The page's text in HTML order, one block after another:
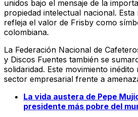
unidos bajo el mensaje de la
propiedad intelectual nacional.
refleja el valor de Frisby como
colombiana.
La Federación Nacional de
y Discos Fuentes también se
solidaridad. Este movimiento
sector empresarial frente a
La vida austera de Pepe
presidente más pobre del